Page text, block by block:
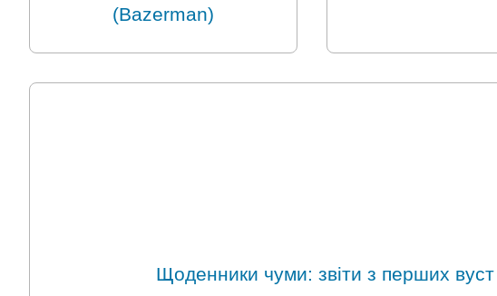
(Bazerman)
Щоденники чуми: звіти з перших